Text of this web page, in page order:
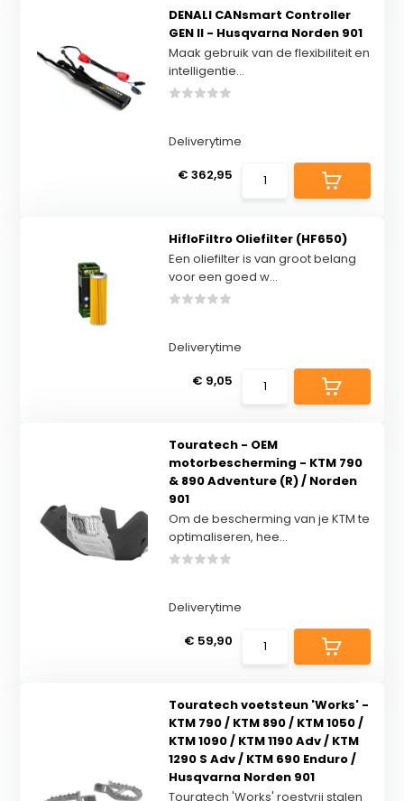
DENALI CANsmart Controller
GEN II - Husqvarna Norden 901
Maak gebruik van de flexibiliteit en
intelligentie...
Deliverytime
€ 362,95
HifloFiltro Oliefilter (HF650)
Een oliefilter is van groot belang
voor een goed w...
Deliverytime
€ 9,05
Touratech - OEM
motorbescherming - KTM 790
& 890 Adventure (R) / Norden
901
Om de bescherming van je KTM te
optimaliseren, hee...
Deliverytime
€ 59,90
Touratech voetsteun 'Works' -
KTM 790 / KTM 890 / KTM 1050 /
KTM 1090 / KTM 1190 Adv / KTM
1290 S Adv / KTM 690 Enduro /
Husqvarna Norden 901
Touratech 'Works' roestvrij stalen